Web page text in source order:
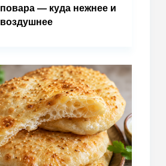
повара — куда нежнее и
воздушнее